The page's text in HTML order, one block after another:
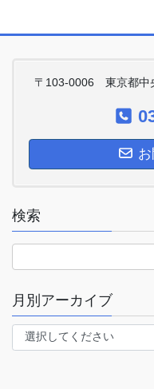
〒103-0006 東京都中
検索
月別アーカイブ